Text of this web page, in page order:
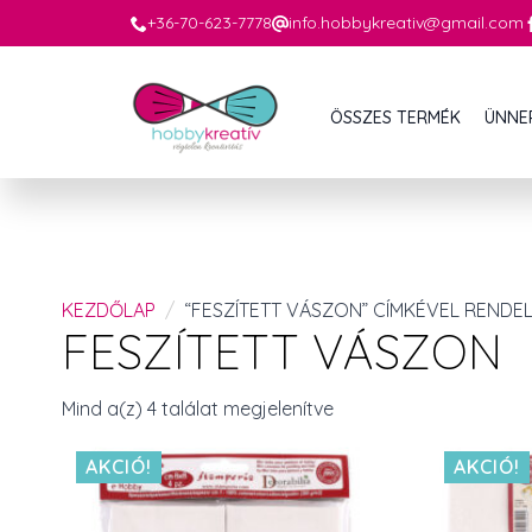
+36-70-623-7778 info.hobbykreativ@gmail.com
ÖSSZES TERMÉK
KEZDŐLAP “FESZÍTETT VÁSZON” CÍMKÉVEL
FESZÍTETT VÁSZON
Mind a(z) 4 találat megjelenítve
AKCIÓ! AKCIÓ!